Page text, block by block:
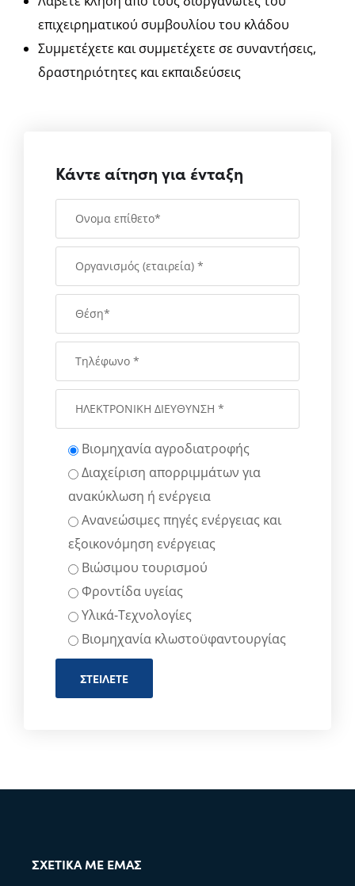
επιχειρηματικού συμβουλίου του κλάδου
Συμμετέχετε και συμμετέχετε σε συναντήσεις,
δραστηριότητες και εκπαιδεύσεις
Κάντε αίτηση για ένταξη
Βιομηχανία αγροδιατροφής
Διαχείριση απορριμμάτων για
ανακύκλωση ή ενέργεια
Ανανεώσιμες πηγές ενέργειας και
εξοικονόμηση ενέργειας
Βιώσιμου τουρισμού
Φροντίδα υγείας
Υλικά-Τεχνολογίες
Βιομηχανία κλωστοϋφαντουργίας
ΣΤΕΊΛΕΤΕ
ΣΧΕΤΙΚΆ ΜΕ ΕΜΆΣ